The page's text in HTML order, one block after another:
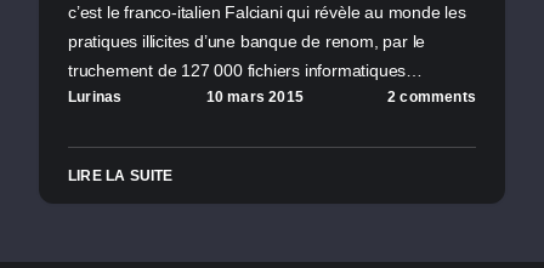
c’est le franco-italien Falciani qui révèle au monde les
pratiques illicites d’une banque de renom, par le
truchement de 127 000 fichiers informatiques…
Lurinas 10 mars 2015 2 comments
LIRE LA SUITE